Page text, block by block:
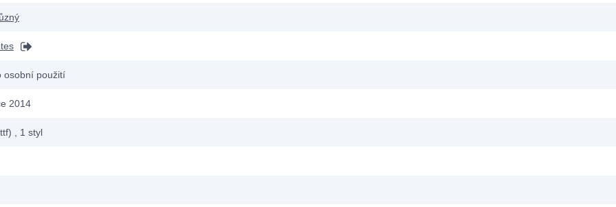
osobní použití
2014
, 1 styl